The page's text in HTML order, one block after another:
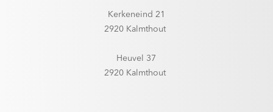
Kerkeneind 21
2920 Kalmthout
Heuvel 37
2920 Kalmthout